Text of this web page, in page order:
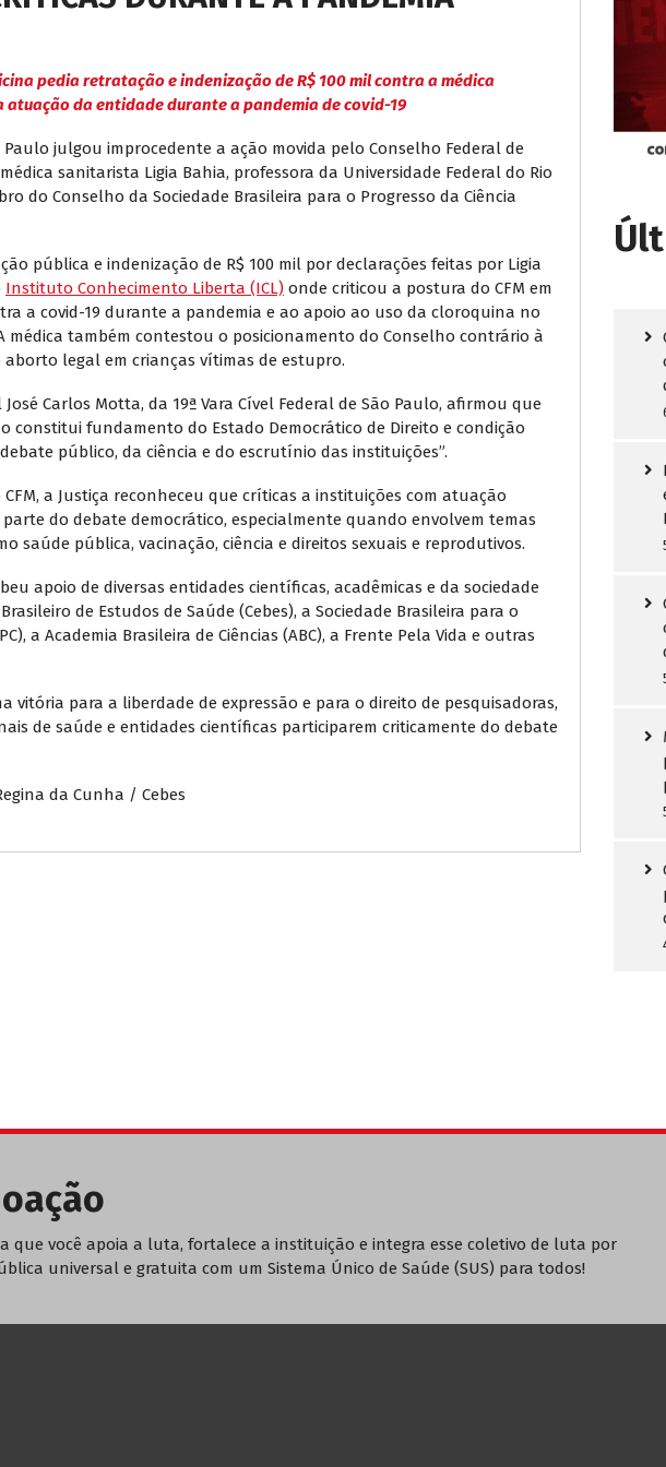
pedia retratação e indenização de R$ 100 mil contra a médica
da entidade durante a pandemia de covid-19
Paulo julgou improcedente a ação movida pelo Conselho Federal de
sanitarista Ligia Bahia, professora da Universidade Federal do Rio
do Conselho da Sociedade Brasileira para o Progresso da Ciência
pública e indenização de R$ 100 mil por declarações feitas por Ligia
Instituto Conhecimento Liberta (ICL) onde criticou a postura do CFM em
a covid-19 durante a pandemia e ao apoio ao uso da cloroquina no
médica também contestou o posicionamento do Conselho contrário à
legal em crianças vítimas de estupro.
Carlos Motta, da 19ª Vara Cível Federal de São Paulo, afirmou que
constitui fundamento do Estado Democrático de Direito e condição
público, da ciência e do escrutínio das instituições”.
a Justiça reconheceu que críticas a instituições com atuação
do debate democrático, especialmente quando envolvem temas
saúde pública, vacinação, ciência e direitos sexuais e reprodutivos.
apoio de diversas entidades científicas, acadêmicas e da sociedade
de Estudos de Saúde (Cebes), a Sociedade Brasileira para o
a Academia Brasileira de Ciências (ABC), a Frente Pela Vida e outras
vitória para a liberdade de expressão e para o direito de pesquisadoras,
de saúde e entidades científicas participarem criticamente do debate
da Cunha / Cebes
que você apoia a luta, fortalece a instituição e integra esse coletivo de luta por
universal e gratuita com um Sistema Único de Saúde (SUS) para todos!